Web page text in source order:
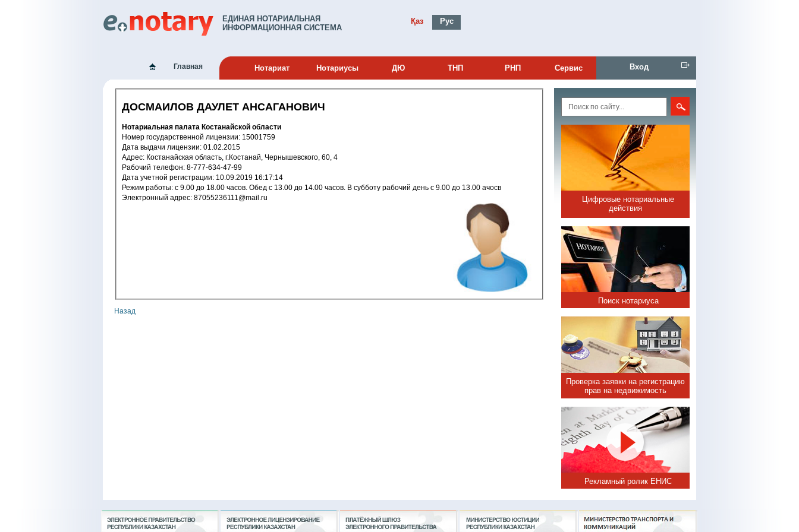
ЕДИНАЯ НОТАРИАЛЬНАЯ
ИНФОРМАЦИОННАЯ СИСТЕМА
Қаз Рус
Главная Нотариат Нотариусы ДЮ ТНП РНП Сервис Вход
ДОСМАИЛОВ ДАУЛЕТ АНСАГАНОВИЧ
Нотариальная палата Костанайской области
Номер государственной лицензии: 15001759
Дата выдачи лицензии: 01.02.2015
Адрес: Костанайская область, г.Костанай, Чернышевского, 60, 4
Рабочий телефон: 8-777-634-47-99
Дата учетной регистрации: 10.09.2019 16:17:14
Режим работы: c 9.00 до 18.00 часов. Обед с 13.00 до 14.00 часов. В субботу рабочий день с 9.00 до 13.00 ачосв
Электронный адрес: 87055236111@mail.ru
Назад
Цифровые нотариальные
действия
Поиск нотариуса
Проверка заявки на регистрацию
прав на недвижимость
Рекламный ролик ЕНИС